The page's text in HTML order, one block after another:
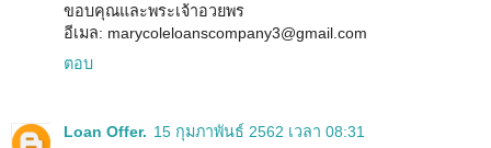
ขอบคุณและพระเจ้าอวยพร
อีเมล: marycoleloanscompany3@gmail.com
ตอบ
Loan Offer. 15 กุมภาพันธ์ 2562 เวลา 08:31